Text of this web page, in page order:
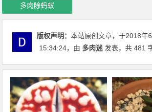
多肉除蚂蚁
版权声明：本站原创文章，于2018年
15:34:24，由 多肉迷 发表，共 481